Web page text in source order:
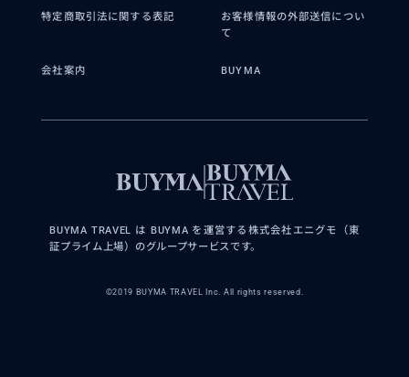
特定商取引法に関する表記
お客様情報の外部送信につい
て
会社案内 BUYMA
BUYMA TRAVEL は BUYMA を運営する株式会社エニグモ（東
証プライム上場）のグループサービスです。
©2019 BUYMA TRAVEL Inc. All rights reserved.